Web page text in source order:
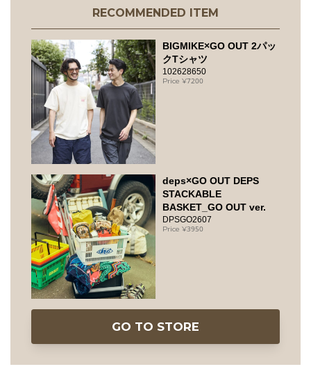
RECOMMENDED ITEM
BIGMIKE×GO OUT 2パッ
クTシャツ
102628650
7200
deps×GO OUT DEPS
STACKABLE
BASKET_GO OUT ver.
DPSGO2607
3950
GO TO STORE